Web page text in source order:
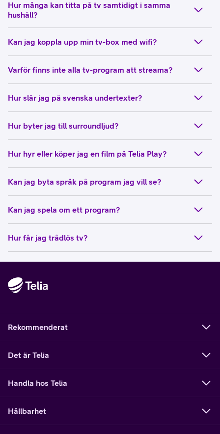
Hur många kan titta på tv samtidigt i samma
hushåll?
Kan jag koppla upp min tv-box med wifi?
Varför finns inte alla tv-program att streama?
Hur slår jag på svenska undertexter?
Hur byter jag till surroundljud?
Hur hyr eller köper jag en film på Telia Play?
Kan jag byta språk på program jag vill se?
Kan jag spela om ett program?
Hur får jag trådlös tv?
Rekommenderat
Det är Telia
Handla hos Telia
Hållbarhet